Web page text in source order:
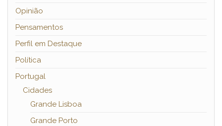
Opinião
Pensamentos
Perfil em Destaque
Política
Portugal
Cidades
Grande Lisboa
Grande Porto